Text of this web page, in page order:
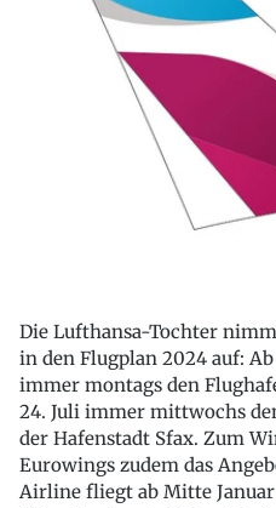
Die Lufthansa-Tochter
in den Flugplan 2024 auf:
immer montags den
24. Juli immer mittwochs
der Hafenstadt Sfax. Zum
Eurowings zudem das
Airline fliegt ab Mitte Januar